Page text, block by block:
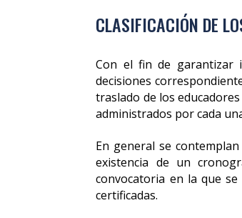
CLASIFICACIÓN DE
Con el fin de garantizar
decisiones
traslado de los
administrados por cada
En general se
existencia de un
convocatoria en la que
certificadas.